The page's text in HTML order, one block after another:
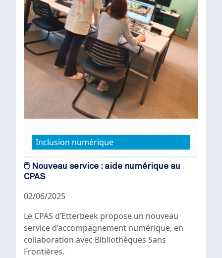
Inclusion numérique
🖱️ Nouveau service : aide numérique au
CPAS
02/06/2025
Le CPAS d’Etterbeek propose un nouveau
service d’accompagnement numérique, en
collaboration avec Bibliothèques Sans
Frontières.